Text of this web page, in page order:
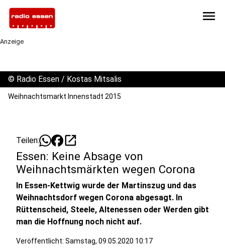
menu
Anzeige
© Radio Essen / Kostas Mitsalis
Weihnachtsmarkt Innenstadt 2015
Teilen: open_in_new
Essen: Keine Absage von
Weihnachtsmärkten wegen Corona
In Essen-Kettwig wurde der Martinszug und das
Weihnachtsdorf wegen Corona abgesagt. In
Rüttenscheid, Steele, Altenessen oder Werden gibt
man die Hoffnung noch nicht auf.
Veröffentlicht: Samstag, 09.05.2020 10:17